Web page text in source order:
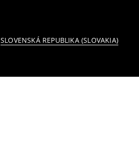
SLOVENSKÁ REPUBLIKA (SLOVAKIA)